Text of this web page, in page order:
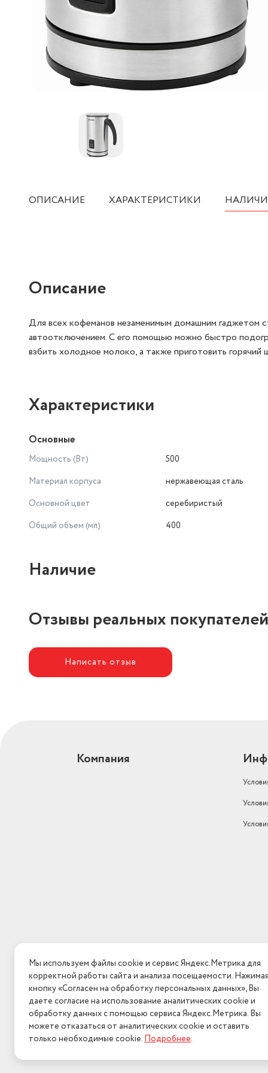
ОПИСАНИЕ ХАРАКТЕРИСТИКИ
Описание
Для всех кофеманов незаменимым домашним гаджетом
автоотключением. С его помощью можно быстро
взбить холодное молоко, а также приготовить горячий
Характеристики
Основные
Мощность (Вт)
500
Материал корпуса
нержавеющая сталь
Основной цвет
серебиристый
Общий объем (мл)
400
Наличие
Отзывы реальных покупателей
Написать отзыв
Компания
Мы используем файлы cookie и сервис Яндекс.Метрика для
корректной работы сайта и анализа посещаемости.
кнопку «Согласен на обработку персональных данных», Вы
даете согласие на использование аналитических cookie и
обработку данных с помощью сервиса Яндекс.Метрика. Вы
можете отказаться от аналитических cookie и оставить
только необходимые cookie.Подробнее.